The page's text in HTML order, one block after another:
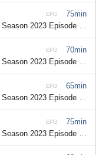
75min
EPG
Season 2023 Episode 26
70min
EPG
Season 2023 Episode 25
65min
EPG
Season 2023 Episode 25
75min
EPG
Season 2023 Episode 24